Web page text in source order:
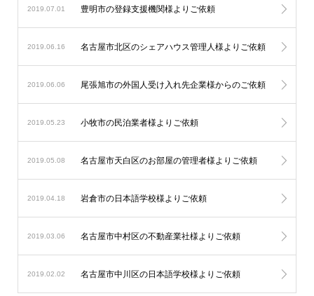
2019.07.01 豊明市の登録支援機関様よりご依頼
2019.06.16 名古屋市北区のシェアハウス管理人様よりご依頼
2019.06.06 尾張旭市の外国人受け入れ先企業様からのご依頼
2019.05.23 小牧市の民泊業者様よりご依頼
2019.05.08 名古屋市天白区のお部屋の管理者様よりご依頼
2019.04.18 岩倉市の日本語学校様よりご依頼
2019.03.06 名古屋市中村区の不動産業社様よりご依頼
2019.02.02 名古屋市中川区の日本語学校様よりご依頼